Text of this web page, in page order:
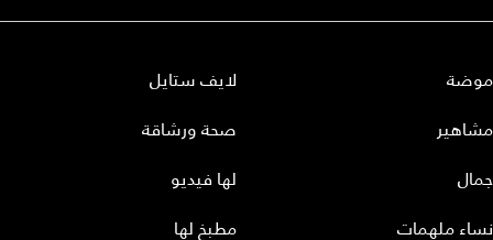
موضة
مشاهير
جمال
نساء ملهمات
لايف ستايل
صحة ورشاقة
لها فيديو
مطبخ لها